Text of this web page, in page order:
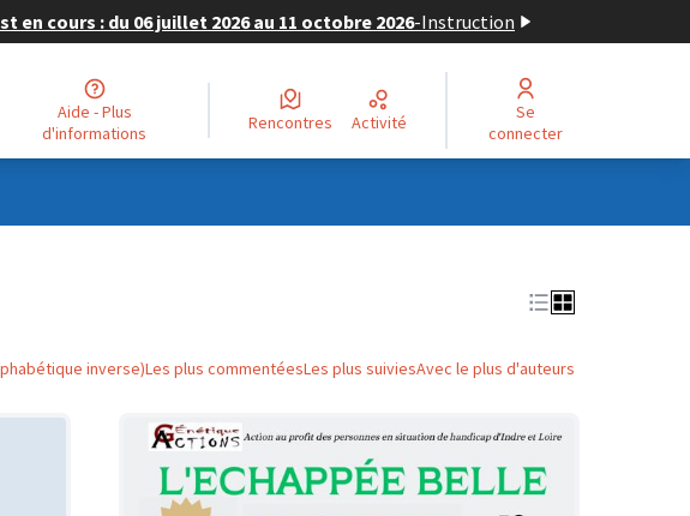
cours : du 06 juillet 2026 au 11 octobre 2026-Instruction
Aide - Plus
d'informations
Rencontres Activité
Se
connecter
inverse)Les plus commentéesLes plus suiviesAvec le plus d'auteurs